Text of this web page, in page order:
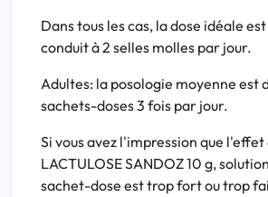
Dans tous les cas, la dose idéale
conduit à 2 selles molles par jour.
Adultes: la posologie moyenne est
sachets-doses 3 fois par jour.
Si vous avez l'impression que l'effet
LACTULOSE SANDOZ 10 g,
sachet-dose est trop fort ou trop